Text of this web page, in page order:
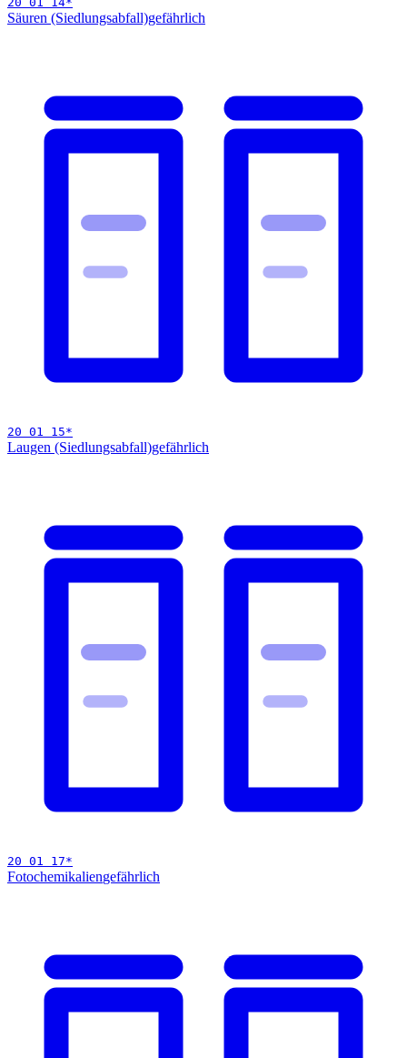
Säuren (Siedlungsabfall)gefährlich
20 01 15*
Laugen (Siedlungsabfall)gefährlich
20 01 17*
Fotochemikaliengefährlich